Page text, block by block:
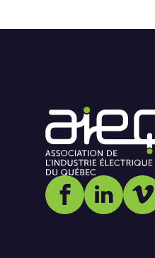
Social media
Social